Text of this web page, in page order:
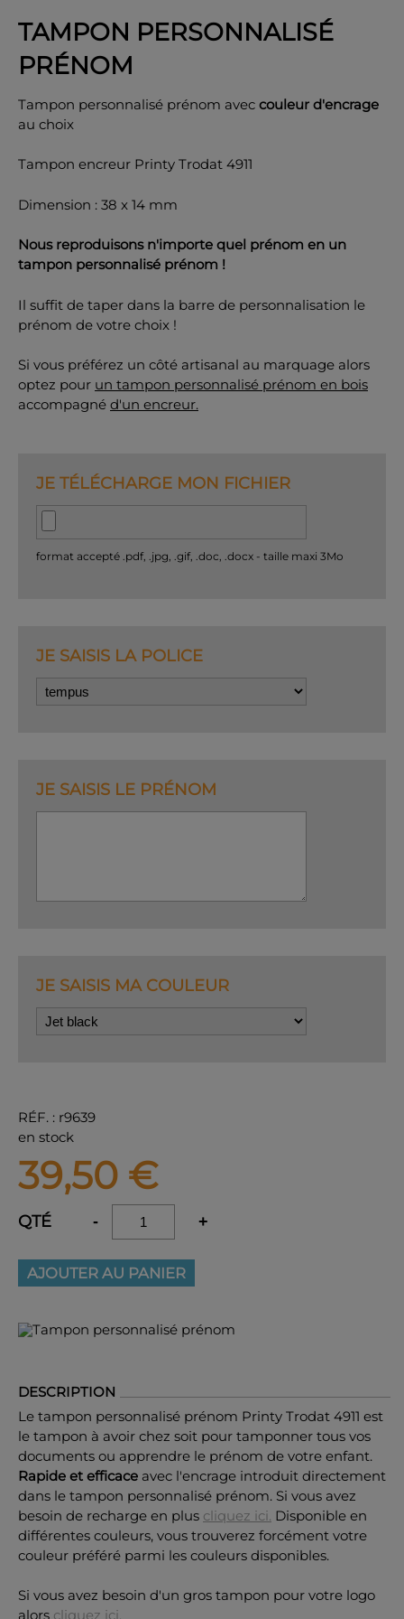
TAMPON PERSONNALISÉ
PRÉNOM
Tampon personnalisé prénom avec couleur d'encrage
au choix
Tampon encreur Printy Trodat 4911
Dimension : 38 x 14 mm
Nous reproduisons n'importe quel prénom en un
tampon personnalisé prénom !
Il suffit de taper dans la barre de personnalisation le
prénom de votre choix !
Si vous préférez un côté artisanal au marquage alors
optez pour un tampon personnalisé prénom en bois
accompagné d'un encreur.
JE TÉLÉCHARGE MON FICHIER
format accepté .pdf, .jpg, .gif, .doc, .docx - taille maxi 3Mo
JE SAISIS LA POLICE
JE SAISIS LE PRÉNOM
JE SAISIS MA COULEUR
RÉF. : r9639
en stock
39,50 €
QTÉ - +
AJOUTER AU PANIER
DESCRIPTION
Le tampon personnalisé prénom Printy Trodat 4911 est
le tampon à avoir chez soit pour tamponner tous vos
documents ou apprendre le prénom de votre enfant.
Rapide et efficace avec l'encrage introduit directement
dans le tampon personnalisé prénom. Si vous avez
besoin de recharge en plus cliquez ici. Disponible en
différentes couleurs, vous trouverez forcément votre
couleur préféré parmi les couleurs disponibles.
Si vous avez besoin d'un gros tampon pour votre logo
alors cliquez ici.
OK